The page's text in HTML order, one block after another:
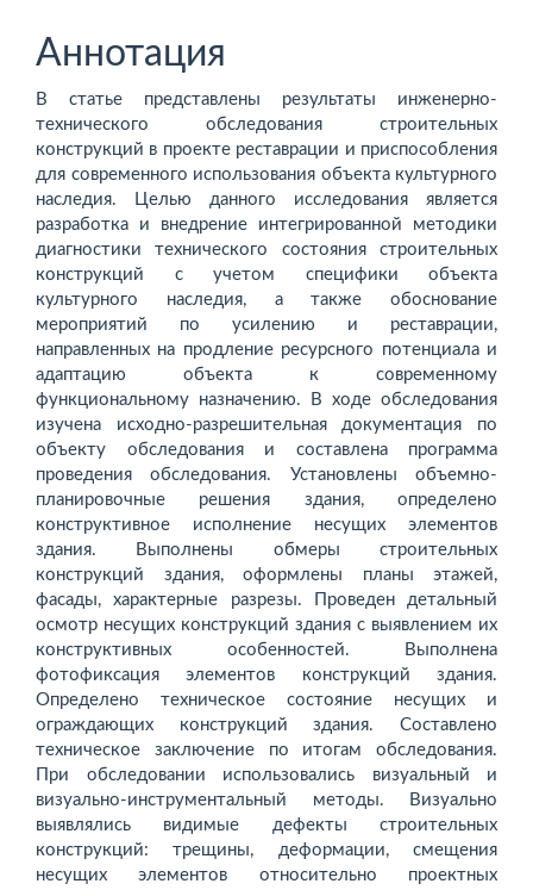
Аннотация
В статье представлены результаты инженерно-
технического обследования строительных
конструкций в проекте реставрации и приспособления
для современного использования объекта культурного
наследия. Целью данного исследования является
разработка и внедрение интегрированной методики
диагностики технического состояния строительных
конструкций с учетом специфики объекта
культурного наследия, а также обоснование
мероприятий по усилению и реставрации,
направленных на продление ресурсного потенциала и
адаптацию объекта к современному
функциональному назначению. В ходе обследования
изучена исходно-разрешительная документация по
объекту обследования и составлена программа
проведения обследования. Установлены объемно-
планировочные решения здания, определено
конструктивное исполнение несущих элементов
здания. Выполнены обмеры строительных
конструкций здания, оформлены планы этажей,
фасады, характерные разрезы. Проведен детальный
осмотр несущих конструкций здания с выявлением их
конструктивных особенностей. Выполнена
фотофиксация элементов конструкций здания.
Определено техническое состояние несущих и
ограждающих конструкций здания. Составлено
техническое заключение по итогам обследования.
При обследовании использовались визуальный и
визуально-­инструментальный методы. Визуально
выявлялись видимые дефекты строительных
конструкций: трещины, деформации, смещения
несущих элементов относительно проектных